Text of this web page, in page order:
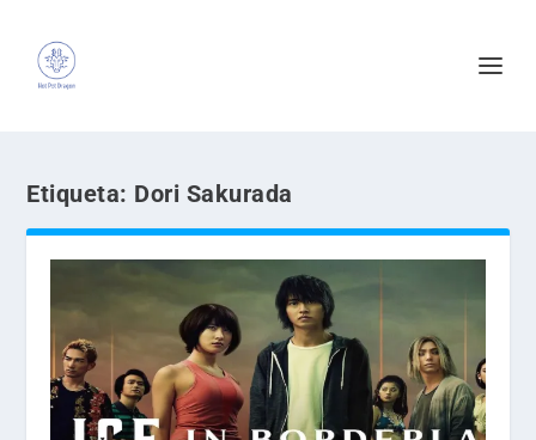
Etiqueta: Dori Sakurada